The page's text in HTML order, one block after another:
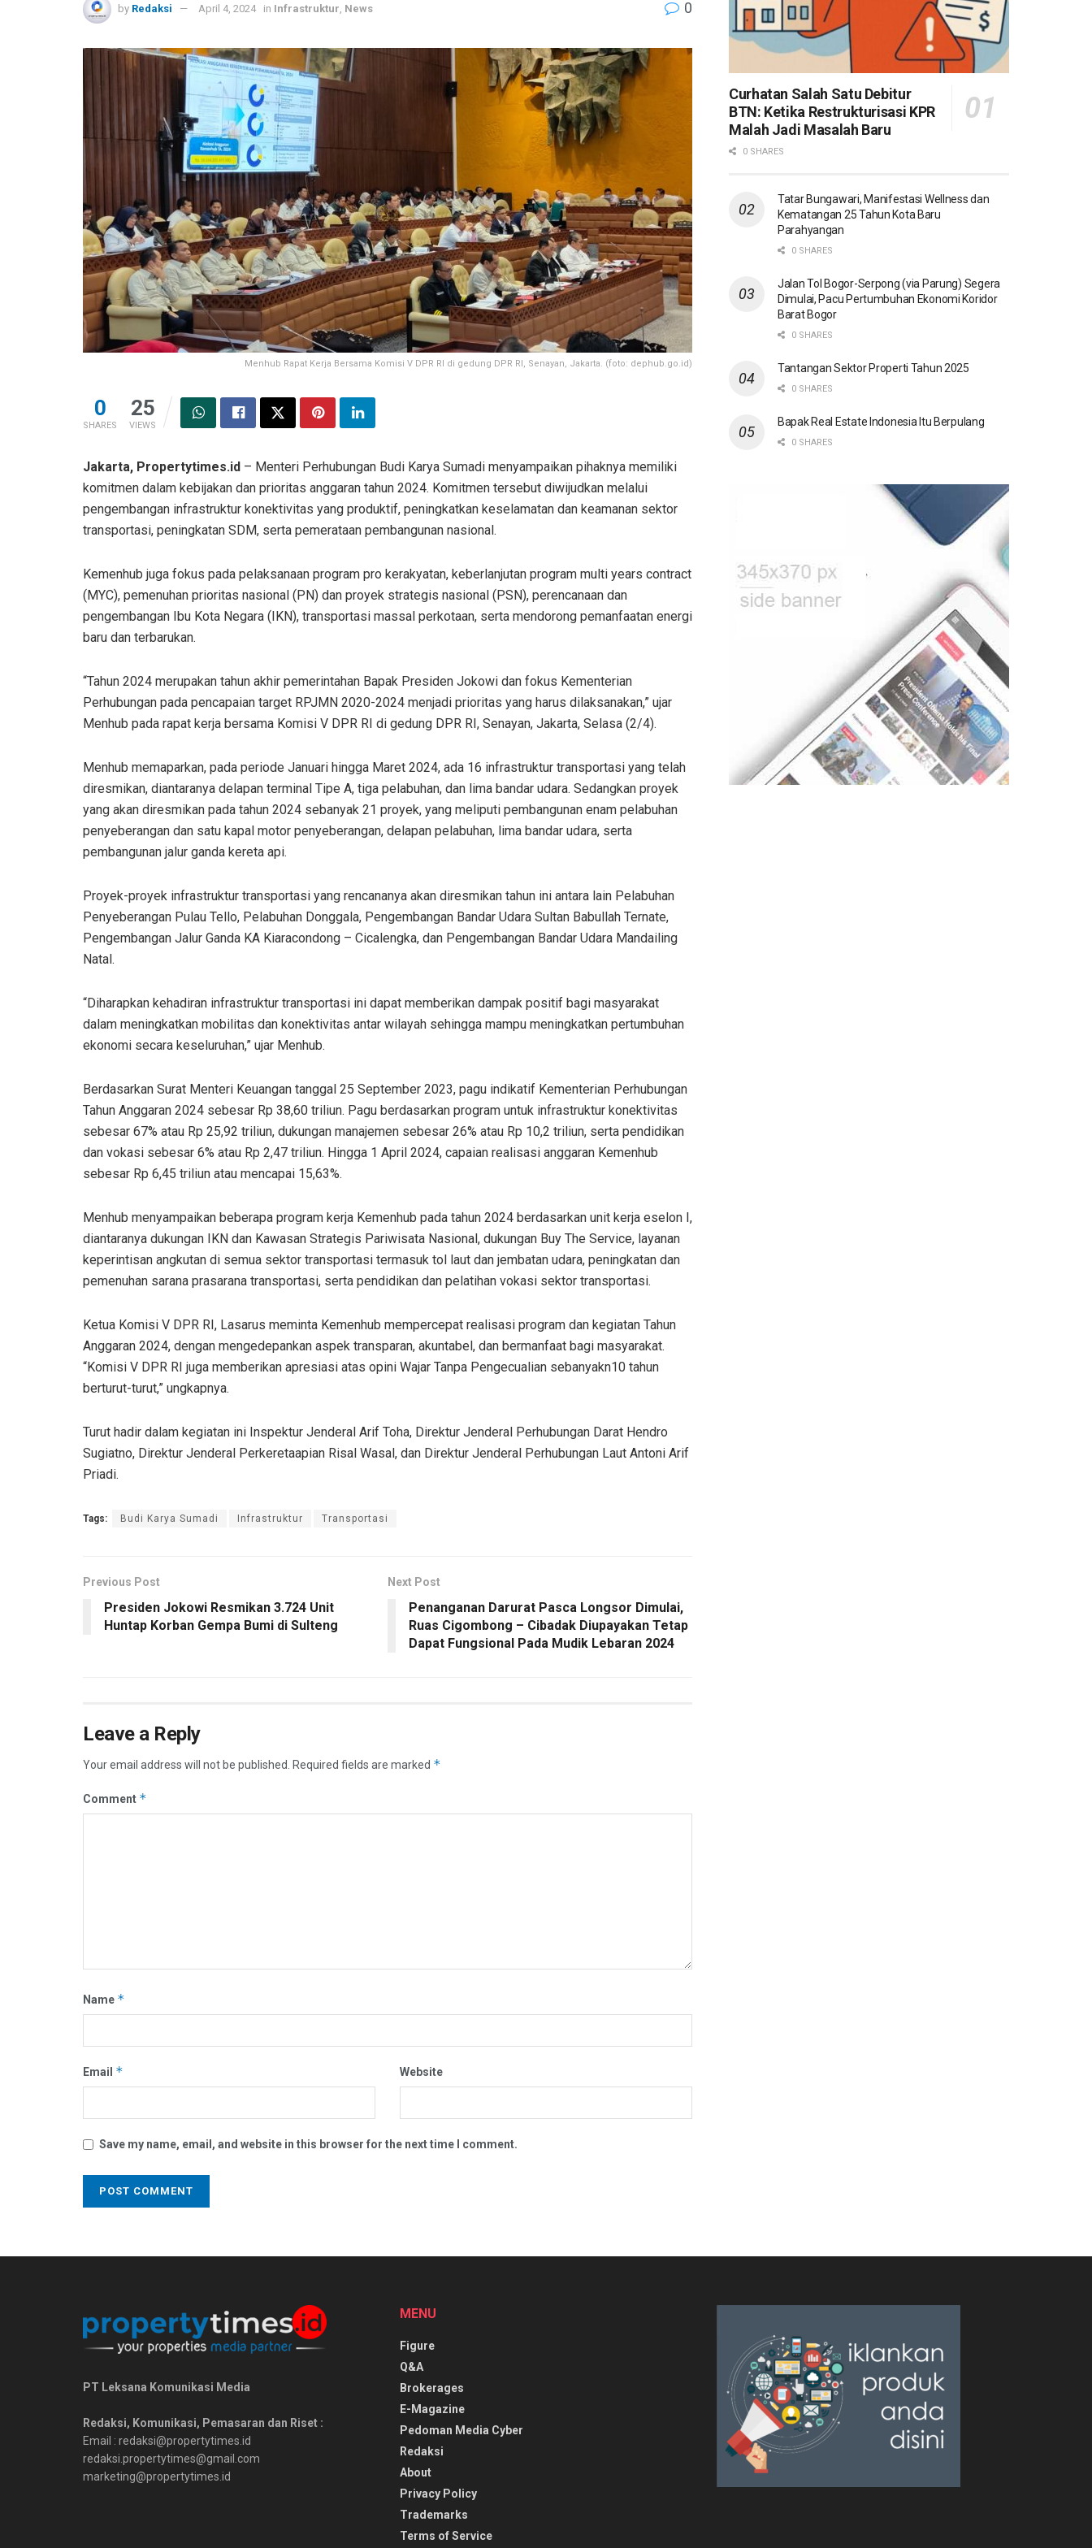
by Redaksi April 4, 2024 in Infrastruktur News 0
Menhub Rapat Kerja Bersama Komisi V DPR RI di gedung DPR RI, Senayan, Jakarta. (foto: dephub.go.id)
0
SHARES
25
VIEWS
Jakarta, Propertytimes.id – Menteri Perhubungan Budi Karya Sumadi menyampaikan pihaknya memiliki
komitmen dalam kebijakan dan prioritas anggaran tahun 2024. Komitmen tersebut diwijudkan melalui
pengembangan infrastruktur konektivitas yang produktif, peningkatkan keselamatan dan keamanan sektor
transportasi, peningkatan SDM, serta pemerataan pembangunan nasional.
Kemenhub juga fokus pada pelaksanaan program pro kerakyatan, keberlanjutan program multi years contract
(MYC), pemenuhan prioritas nasional (PN) dan proyek strategis nasional (PSN), perencanaan dan
pengembangan Ibu Kota Negara (IKN), transportasi massal perkotaan, serta mendorong pemanfaatan energi
baru dan terbarukan.
“Tahun 2024 merupakan tahun akhir pemerintahan Bapak Presiden Jokowi dan fokus Kementerian
Perhubungan pada pencapaian target RPJMN 2020-2024 menjadi prioritas yang harus dilaksanakan,” ujar
Menhub pada rapat kerja bersama Komisi V DPR RI di gedung DPR RI, Senayan, Jakarta, Selasa (2/4).
Menhub memaparkan, pada periode Januari hingga Maret 2024, ada 16 infrastruktur transportasi yang telah
diresmikan, diantaranya delapan terminal Tipe A, tiga pelabuhan, dan lima bandar udara. Sedangkan proyek
yang akan diresmikan pada tahun 2024 sebanyak 21 proyek, yang meliputi pembangunan enam pelabuhan
penyeberangan dan satu kapal motor penyeberangan, delapan pelabuhan, lima bandar udara, serta
pembangunan jalur ganda kereta api.
Proyek-proyek infrastruktur transportasi yang rencananya akan diresmikan tahun ini antara lain Pelabuhan
Penyeberangan Pulau Tello, Pelabuhan Donggala, Pengembangan Bandar Udara Sultan Babullah Ternate,
Pengembangan Jalur Ganda KA Kiaracondong – Cicalengka, dan Pengembangan Bandar Udara Mandailing
Natal.
“Diharapkan kehadiran infrastruktur transportasi ini dapat memberikan dampak positif bagi masyarakat
dalam meningkatkan mobilitas dan konektivitas antar wilayah sehingga mampu meningkatkan pertumbuhan
ekonomi secara keseluruhan,” ujar Menhub.
Berdasarkan Surat Menteri Keuangan tanggal 25 September 2023, pagu indikatif Kementerian Perhubungan
Tahun Anggaran 2024 sebesar Rp 38,60 triliun. Pagu berdasarkan program untuk infrastruktur konektivitas
sebesar 67% atau Rp 25,92 triliun, dukungan manajemen sebesar 26% atau Rp 10,2 triliun, serta pendidikan
dan vokasi sebesar 6% atau Rp 2,47 triliun. Hingga 1 April 2024, capaian realisasi anggaran Kemenhub
sebesar Rp 6,45 triliun atau mencapai 15,63%.
Menhub menyampaikan beberapa program kerja Kemenhub pada tahun 2024 berdasarkan unit kerja eselon I,
diantaranya dukungan IKN dan Kawasan Strategis Pariwisata Nasional, dukungan Buy The Service, layanan
keperintisan angkutan di semua sektor transportasi termasuk tol laut dan jembatan udara, peningkatan dan
pemenuhan sarana prasarana transportasi, serta pendidikan dan pelatihan vokasi sektor transportasi.
Ketua Komisi V DPR RI, Lasarus meminta Kemenhub mempercepat realisasi program dan kegiatan Tahun
Anggaran 2024, dengan mengedepankan aspek transparan, akuntabel, dan bermanfaat bagi masyarakat.
“Komisi V DPR RI juga memberikan apresiasi atas opini Wajar Tanpa Pengecualian sebanyakn10 tahun
berturut-turut,” ungkapnya.
Turut hadir dalam kegiatan ini Inspektur Jenderal Arif Toha, Direktur Jenderal Perhubungan Darat Hendro
Sugiatno, Direktur Jenderal Perkeretaapian Risal Wasal, dan Direktur Jenderal Perhubungan Laut Antoni Arif
Priadi.
Tags: Budi Karya Sumadi Infrastruktur Transportasi
Previous Post
Presiden Jokowi Resmikan 3.724 Unit
Huntap Korban Gempa Bumi di Sulteng
Next Post
Penanganan Darurat Pasca Longsor Dimulai,
Ruas Cigombong – Cibadak Diupayakan Tetap
Dapat Fungsional Pada Mudik Lebaran 2024
Leave a Reply
Your email address will not be published. Required fields are marked *
Comment *
Name *
Email * Website
Save my name, email, and website in this browser for the next time I comment.
Curhatan Salah Satu Debitur
BTN: Ketika Restrukturisasi KPR
Malah Jadi Masalah Baru
0 SHARES
Tatar Bungawari, Manifestasi Wellness dan
Kematangan 25 Tahun Kota Baru
Parahyangan
0 SHARES
Jalan Tol Bogor-Serpong (via Parung) Segera
Dimulai, Pacu Pertumbuhan Ekonomi Koridor
Barat Bogor
0 SHARES
Tantangan Sektor Properti Tahun 2025
0 SHARES
Bapak Real Estate Indonesia Itu Berpulang
0 SHARES
PT Leksana Komunikasi Media
Redaksi, Komunikasi, Pemasaran dan Riset :
Email : redaksi@propertytimes.id
redaksi.propertytimes@gmail.com
marketing@propertytimes.id
MENU
Figure
Q&A
Brokerages
E-Magazine
Pedoman Media Cyber
Redaksi
About
Privacy Policy
Trademarks
Terms of Service